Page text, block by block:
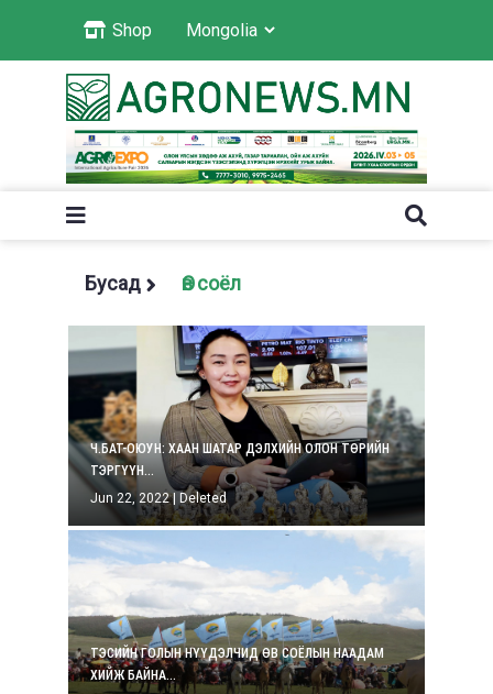
Shop
Бусад Өв соёл
Ч.БАТ-ОЮУН: ХААН ШАТАР ДЭЛХИЙН ОЛОН ТӨРИЙН
ТЭРГҮҮН...
Jun 22, 2022 | Deleted
ТЭСИЙН ГОЛЫН НҮҮДЭЛЧИД ӨВ СОЁЛЫН НААДАМ
ХИЙЖ БАЙНА...